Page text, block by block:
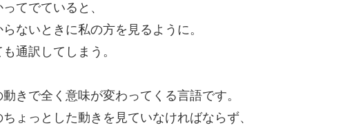
てでていると、
ないときに私の方を見るように。
通訳してしまう。
きで全く意味が変わってくる言語です。
ょっとした動きを見ていなければならず、